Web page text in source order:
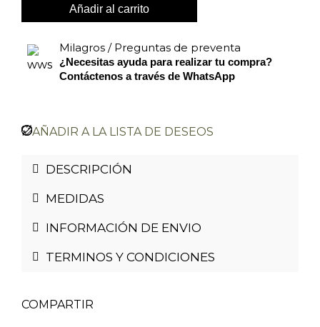
Añadir al carrito
Milagros / Preguntas de preventa
¿Necesitas ayuda para realizar tu compra?
Contáctenos a través de WhatsApp
AÑADIR A LA LISTA DE DESEOS
DESCRIPCIÓN
MEDIDAS
INFORMACIÓN DE ENVIO
TERMINOS Y CONDICIONES
COMPARTIR